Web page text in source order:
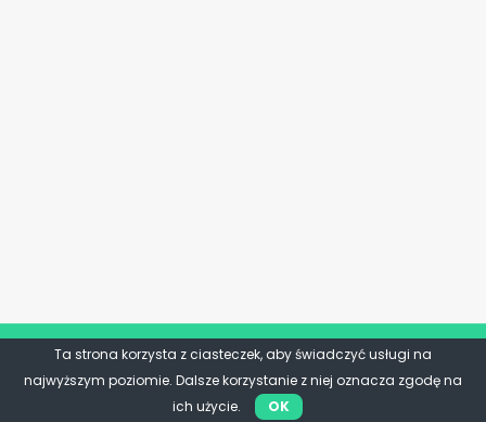
Ta strona korzysta z ciasteczek, aby świadczyć usługi na
najwyższym poziomie. Dalsze korzystanie z niej oznacza zgodę na
ich użycie.
OK